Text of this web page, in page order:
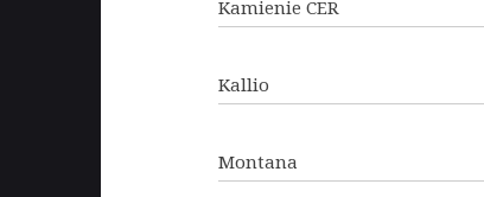
Kamienie CER
Kallio
Montana